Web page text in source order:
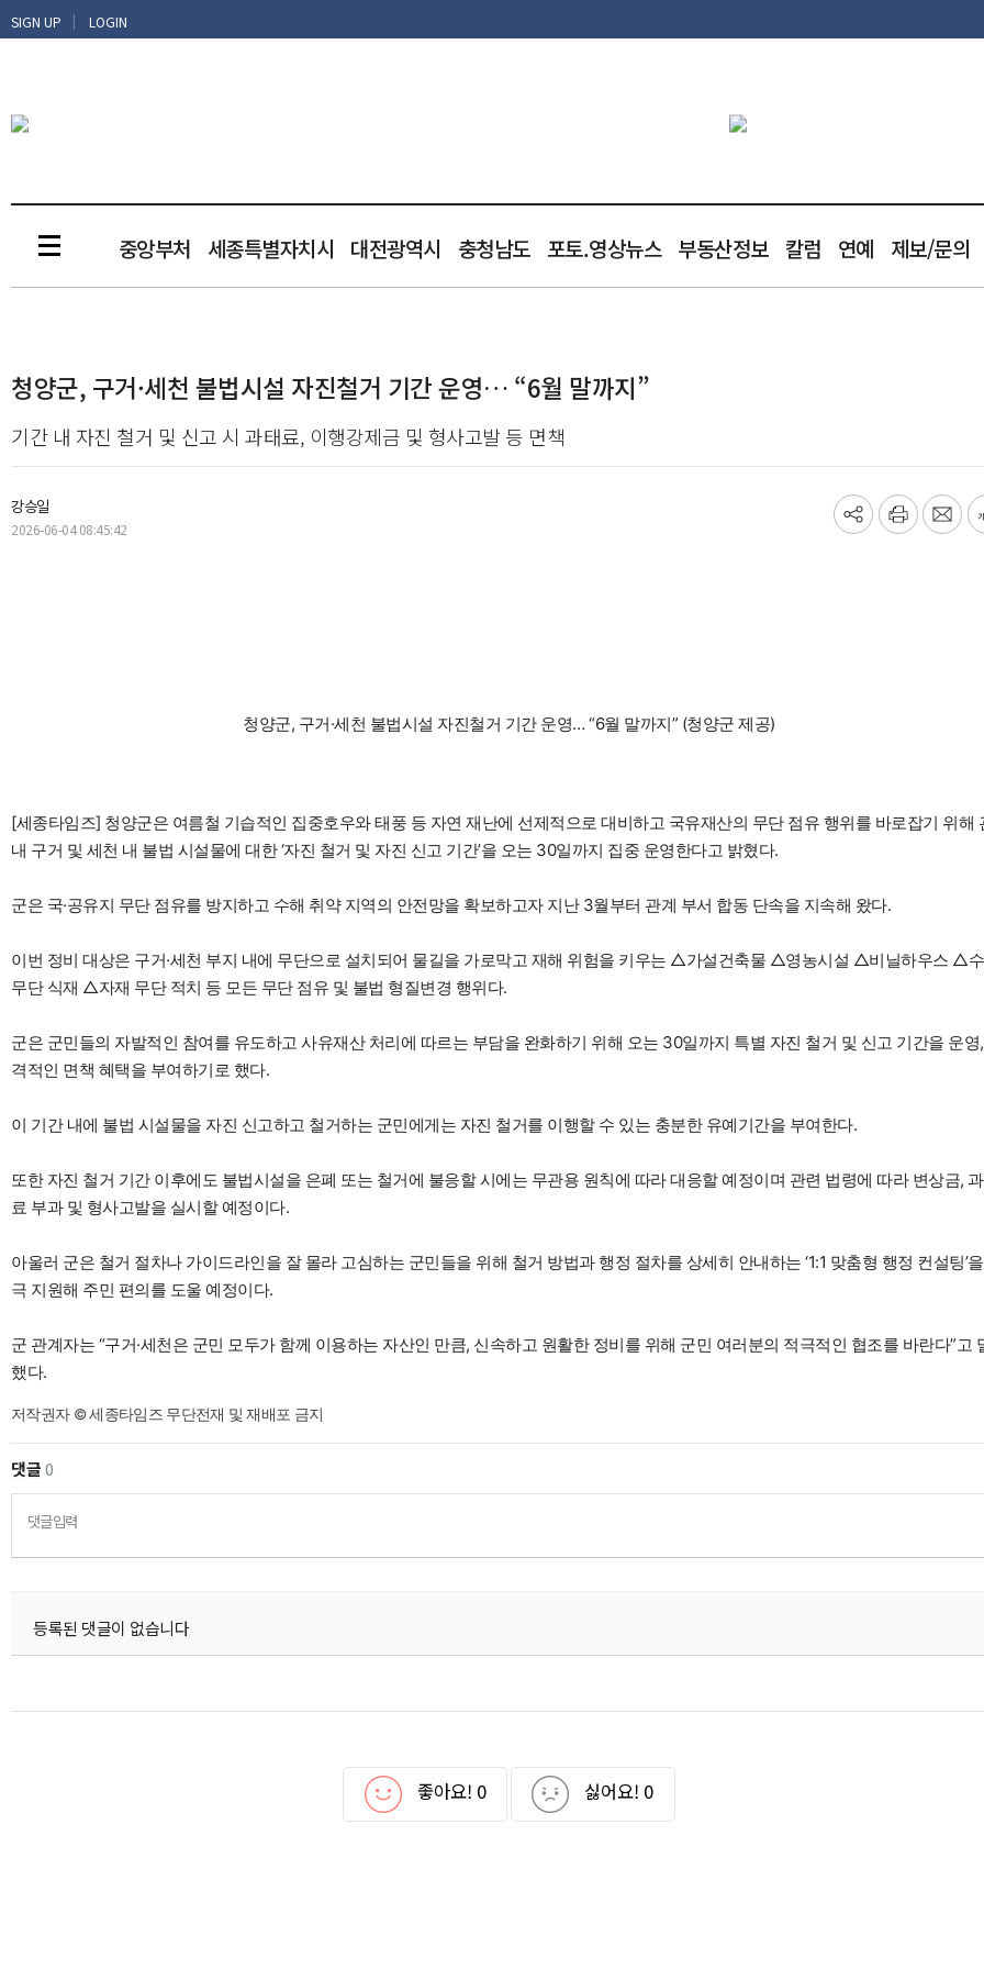
SIGN UP | LOGIN
중앙부처 세종특별자치시 대전광역시 충청남도 포토.영상뉴스 부동산정보 칼럼 연예 제보/문의
청양군, 구거·세천 불법시설 자진철거 기간 운영… “6월 말까지”
기간 내 자진 철거 및 신고 시 과태료, 이행강제금 및 형사고발 등 면책
강승일
2026-06-04 08:45:42
기
프
메
청양군, 구거·세천 불법시설 자진철거 기간 운영… “6월 말까지” (청양군 제공)
[세종타임즈] 청양군은 여름철 기습적인 집중호우와 태풍 등 자연 재난에 선제적으로 대비하고 국유재산의 무단 점유 행위를 바로잡기 위해
내 구거 및 세천 내 불법 시설물에 대한 ‘자진 철거 및 자진 신고 기간’을 오는 30일까지 집중 운영한다고 밝혔다.
군은 국·공유지 무단 점유를 방지하고 수해 취약 지역의 안전망을 확보하고자 지난 3월부터 관계 부서 합동 단속을 지속해 왔다.
이번 정비 대상은 구거·세천 부지 내에 무단으로 설치되어 물길을 가로막고 재해 위험을 키우는 △가설건축물 △영농시설 △비닐하우스 △
무단 식재 △자재 무단 적치 등 모든 무단 점유 및 불법 형질변경 행위다.
군은 군민들의 자발적인 참여를 유도하고 사유재산 처리에 따르는 부담을 완화하기 위해 오는 30일까지 특별 자진 철거 및 신고 기간을 운영
격적인 면책 혜택을 부여하기로 했다.
이 기간 내에 불법 시설물을 자진 신고하고 철거하는 군민에게는 자진 철거를 이행할 수 있는 충분한 유예기간을 부여한다.
또한 자진 철거 기간 이후에도 불법시설을 은폐 또는 철거에 불응할 시에는 무관용 원칙에 따라 대응할 예정이며 관련 법령에 따라 변상금,
료 부과 및 형사고발을 실시할 예정이다.
아울러 군은 철거 절차나 가이드라인을 잘 몰라 고심하는 군민들을 위해 철거 방법과 행정 절차를 상세히 안내하는 ‘1:1 맞춤형 행정 컨설팅’
극 지원해 주민 편의를 도울 예정이다.
군 관계자는 “구거·세천은 군민 모두가 함께 이용하는 자산인 만큼, 신속하고 원활한 정비를 위해 군민 여러분의 적극적인 협조를 바란다”고
했다.
저작권자 © 세종타임즈 무단전재 및 재배포 금지
댓글0
댓글입력
등록된 댓글이 없습니다
좋아요! 0 싫어요! 0